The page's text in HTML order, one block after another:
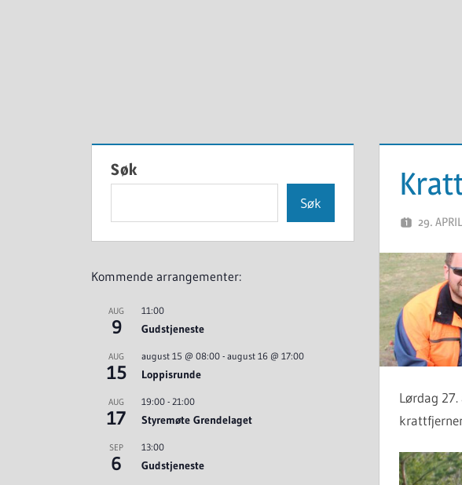
29.
Lørdag
Søk
Søk
Kommende arrangementer:
AUG
9
11:00
Gudstjeneste
AUG
15
august 15 @ 08:00 - august 16 @ 17:00
Loppisrunde
AUG
17
19:00 - 21:00
Styremøte Grendelaget
SEP
6
13:00
Gudstjeneste